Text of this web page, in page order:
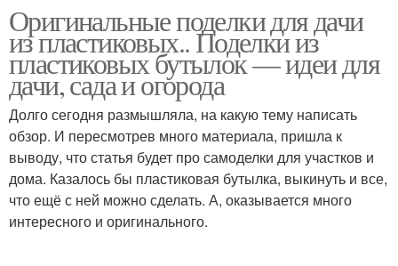
Оригинальные поделки для дачи
из пластиковых.. Поделки из
пластиковых бутылок — идеи для
дачи, сада и огорода
Долго сегодня размышляла, на какую тему написать
обзор. И пересмотрев много материала, пришла к
выводу, что статья будет про самоделки для участков и
дома. Казалось бы пластиковая бутылка, выкинуть и все,
что ещё с ней можно сделать. А, оказывается много
интересного и оригинального.